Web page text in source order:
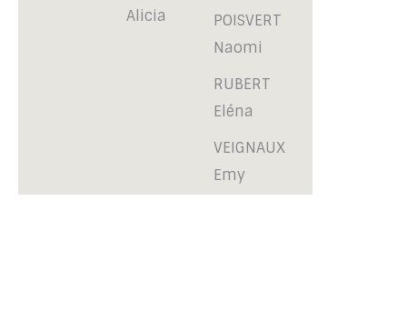
Alicia
POISVERT
Naomi
RUBERT
Eléna
VEIGNAUX
Emy